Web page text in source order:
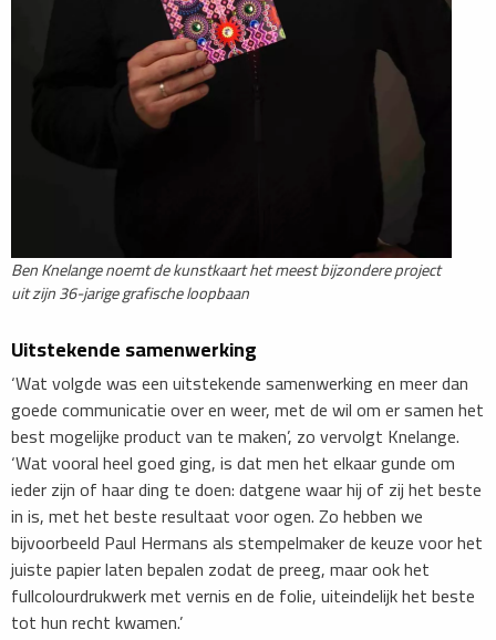
Ben Knelange noemt de kunstkaart het meest bijzondere project
uit zijn 36-jarige grafische loopbaan
Uitstekende samenwerking
‘Wat volgde was een uitstekende samenwerking en meer dan
goede communicatie over en weer, met de wil om er samen het
best mogelijke product van te maken’, zo vervolgt Knelange.
‘Wat vooral heel goed ging, is dat men het elkaar gunde om
ieder zijn of haar ding te doen: datgene waar hij of zij het beste
in is, met het beste resultaat voor ogen. Zo hebben we
bijvoorbeeld Paul Hermans als stempelmaker de keuze voor het
juiste papier laten bepalen zodat de preeg, maar ook het
fullcolourdrukwerk met vernis en de folie, uiteindelijk het beste
tot hun recht kwamen.’